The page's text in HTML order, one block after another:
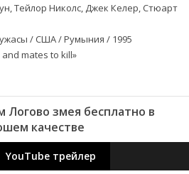
Тейлор Николс, Джек Келер, Стюарт
/ США / Румыния / 1995
mates to kill»
змея бесплатно в
качестве
YouTube трейлер